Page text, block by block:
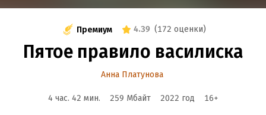
Премиум 4.39 (172 оценки)
Пятое правило василиска
Анна Платунова
4 час. 42 мин. 259 Мбайт 2022 год 16+